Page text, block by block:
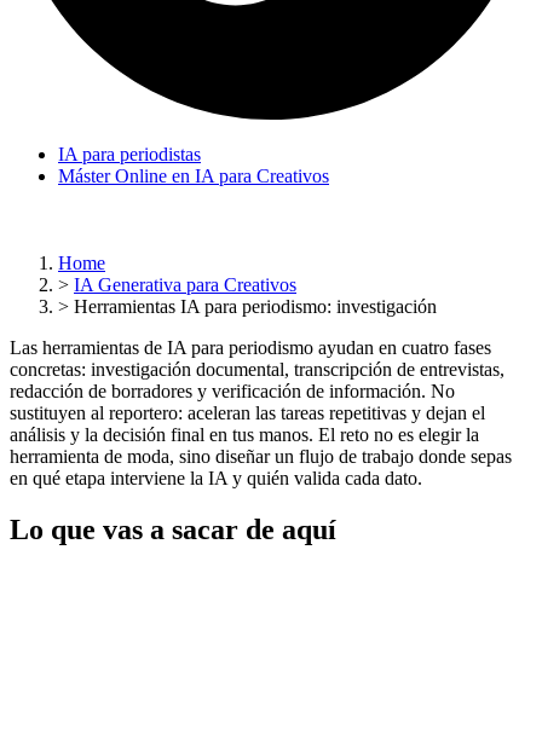
IA para periodistas
Máster Online en IA para Creativos
Home
> IA Generativa para Creativos
> Herramientas IA para periodismo: investigación
Las herramientas de IA para periodismo ayudan en cuatro fases
concretas: investigación documental, transcripción de entrevistas,
redacción de borradores y verificación de información. No
sustituyen al reportero: aceleran las tareas repetitivas y dejan el
análisis y la decisión final en tus manos. El reto no es elegir la
herramienta de moda, sino diseñar un flujo de trabajo donde sepas
en qué etapa interviene la IA y quién valida cada dato.
Lo que vas a sacar de aquí